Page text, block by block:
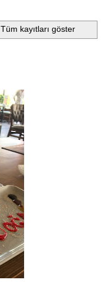
Tüm kayıtları göster